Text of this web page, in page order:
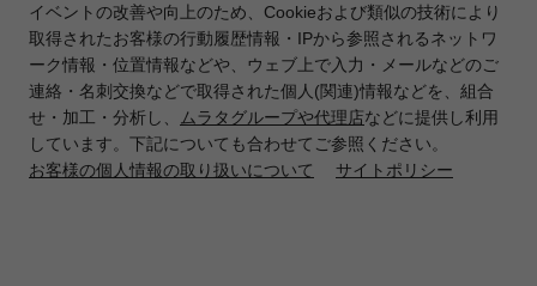
イベントの改善や向上のため、Cookieおよび類似の技術により
取得されたお客様の行動履歴情報・IPから参照されるネットワ
ーク情報・位置情報などや、ウェブ上で入力・メールなどのご
連絡・名刺交換などで取得された個人(関連)情報などを、組合
せ・加工・分析し、
ムラタグループや代理店などに提供し利用
しています。下記についても合わせてご参照ください。
お客様の個人情報の取り扱いについて
サイトポリシー